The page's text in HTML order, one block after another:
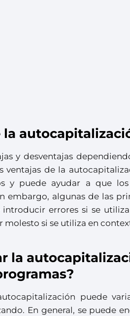
la
y desventajas
ventajas de la
y puede ayudar a que
embargo, algunas de las
errores si se
molesto si se utiliza en
la
puede
En general, se puede